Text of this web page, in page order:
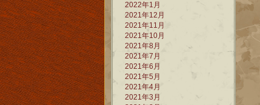
2022年1月
2021年12月
2021年11月
2021年10月
2021年8月
2021年7月
2021年6月
2021年5月
2021年4月
2021年3月